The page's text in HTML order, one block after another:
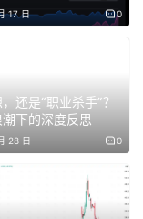
台 RootData 显
Paradigm 领投。
17 日 0
还是“职业杀手”？
下的深度反思
28 日 0